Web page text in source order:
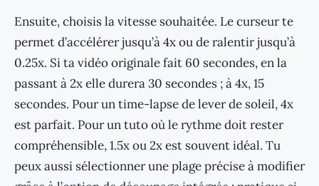
Ensuite, choisis la vitesse souhaitée. Le curseur te
permet d’accélérer jusqu’à 4x ou de ralentir jusqu’à
0.25x. Si ta vidéo originale fait 60 secondes, en la
passant à 2x elle durera 30 secondes ; à 4x, 15
secondes. Pour un time-lapse de lever de soleil, 4x
est parfait. Pour un tuto où le rythme doit rester
compréhensible, 1.5x ou 2x est souvent idéal. Tu
peux aussi sélectionner une plage précise à modifier